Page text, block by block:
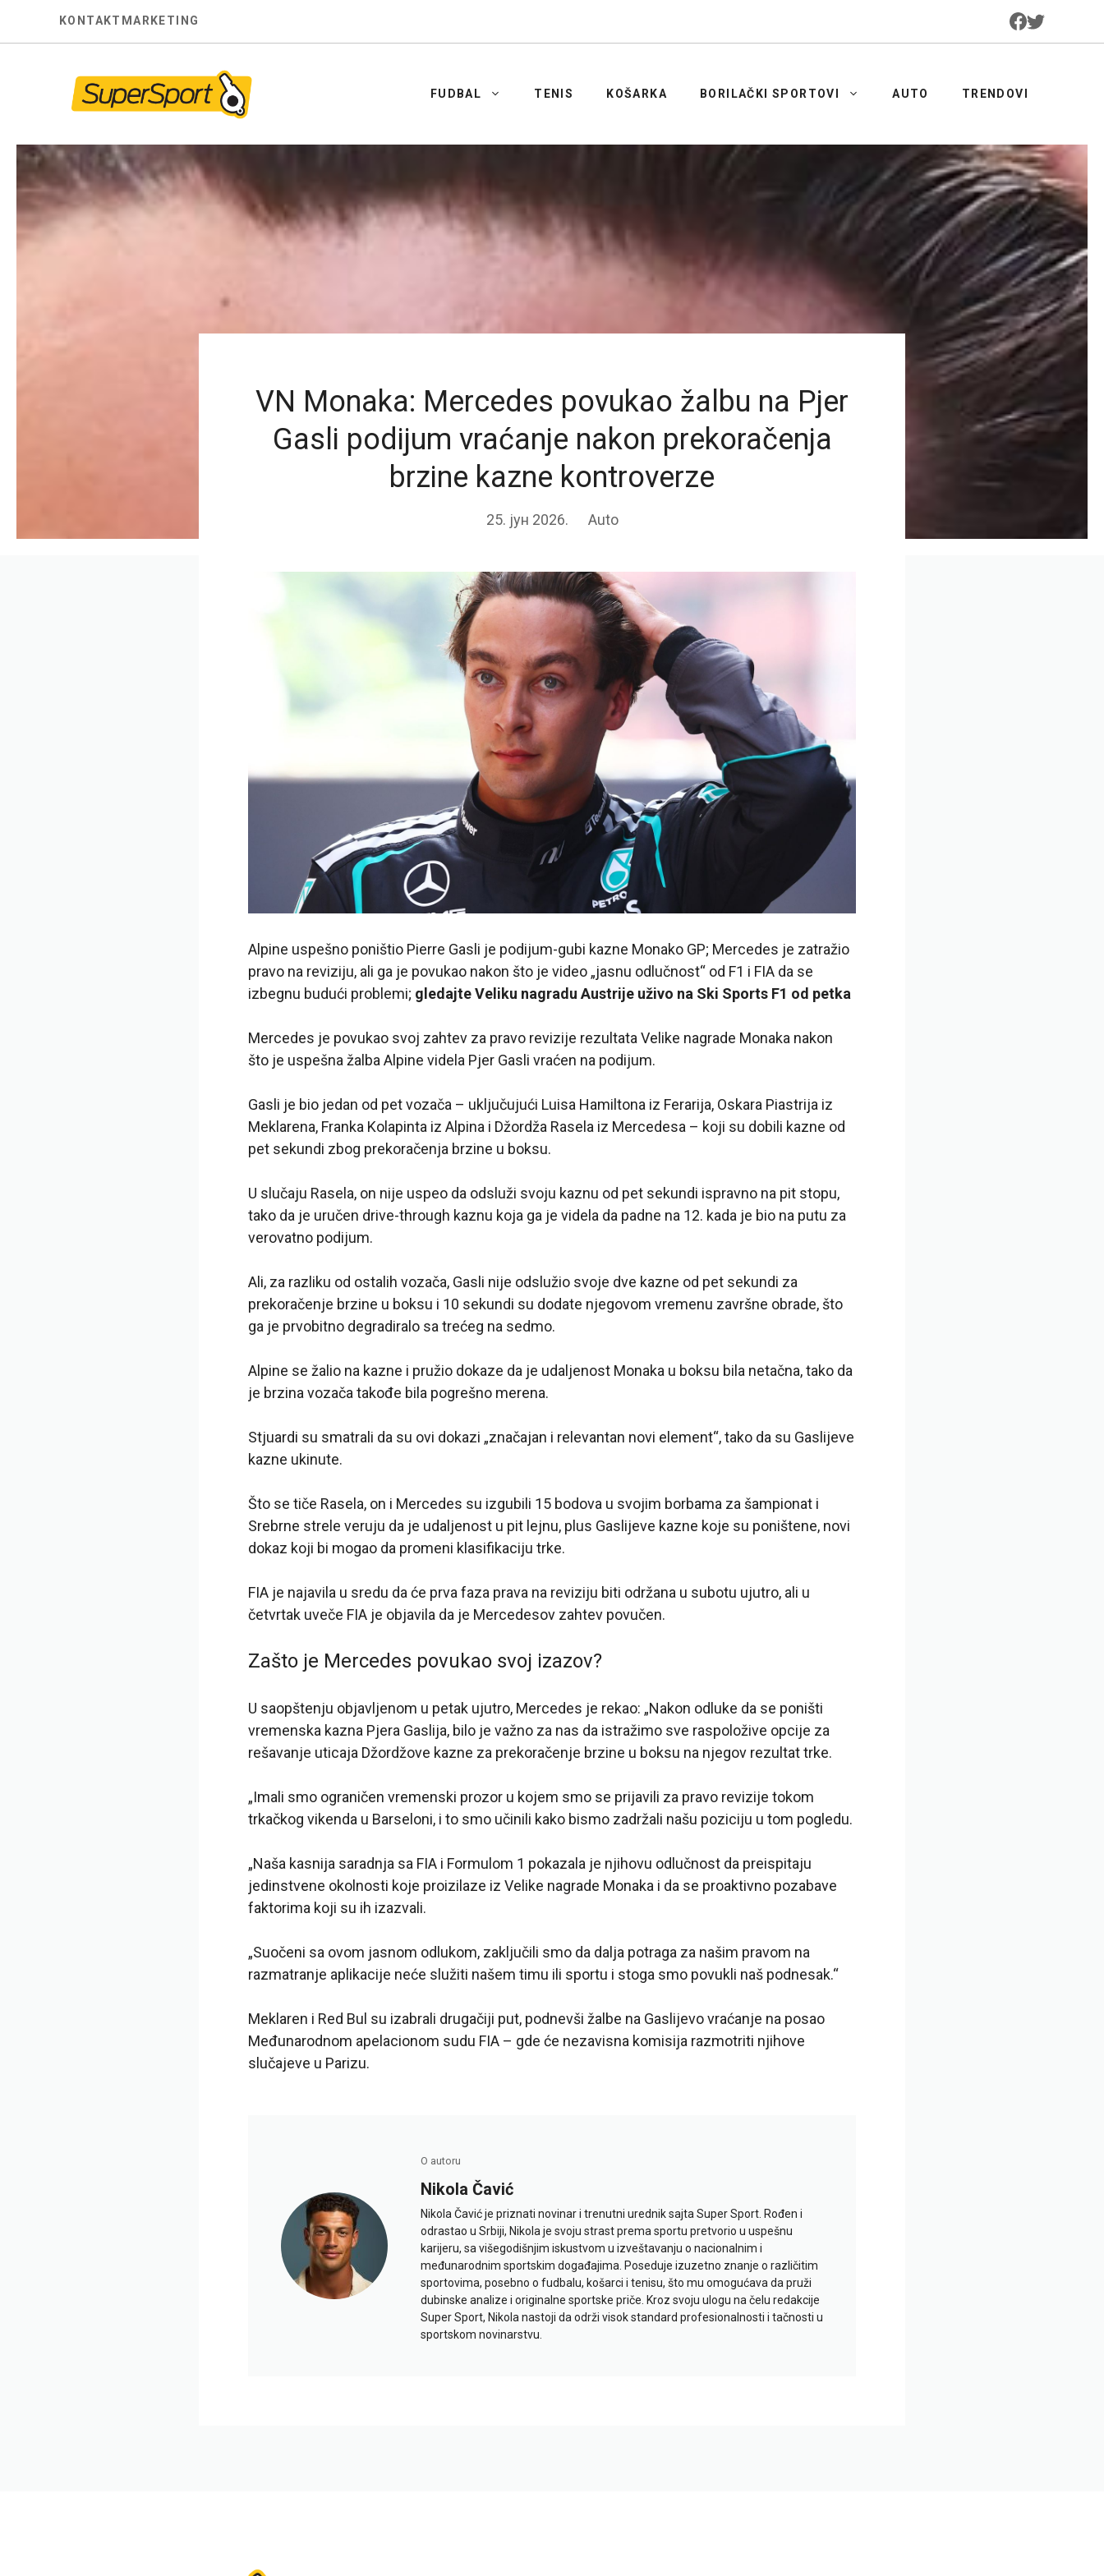
KONTAKT MARKETING
FUDBAL TENIS KOŠARKA BORILAČKI SPORTOVI AUTO TRENDOVI
VN Monaka: Mercedes povukao žalbu na Pjer
Gasli podijum vraćanje nakon prekoračenja
brzine kazne kontroverze
25. јун 2026. Auto
Alpine uspešno poništio Pierre Gasli je podijum-gubi kazne Monako GP; Mercedes je zatražio
pravo na reviziju, ali ga je povukao nakon što je video „jasnu odlučnost“ od F1 i FIA da se
izbegnu budući problemi; gledajte Veliku nagradu Austrije uživo na Ski Sports F1 od petka
Mercedes je povukao svoj zahtev za pravo revizije rezultata Velike nagrade Monaka nakon
što je uspešna žalba Alpine videla Pjer Gasli vraćen na podijum.
Gasli je bio jedan od pet vozača – uključujući Luisa Hamiltona iz Ferarija, Oskara Piastrija iz
Meklarena, Franka Kolapinta iz Alpina i Džordža Rasela iz Mercedesa – koji su dobili kazne od
pet sekundi zbog prekoračenja brzine u boksu.
U slučaju Rasela, on nije uspeo da odsluži svoju kaznu od pet sekundi ispravno na pit stopu,
tako da je uručen drive-through kaznu koja ga je videla da padne na 12. kada je bio na putu za
verovatno podijum.
Ali, za razliku od ostalih vozača, Gasli nije odslužio svoje dve kazne od pet sekundi za
prekoračenje brzine u boksu i 10 sekundi su dodate njegovom vremenu završne obrade, što
ga je prvobitno degradiralo sa trećeg na sedmo.
Alpine se žalio na kazne i pružio dokaze da je udaljenost Monaka u boksu bila netačna, tako da
je brzina vozača takođe bila pogrešno merena.
Stjuardi su smatrali da su ovi dokazi „značajan i relevantan novi element“, tako da su Gaslijeve
kazne ukinute.
Što se tiče Rasela, on i Mercedes su izgubili 15 bodova u svojim borbama za šampionat i
Srebrne strele veruju da je udaljenost u pit lejnu, plus Gaslijeve kazne koje su poništene, novi
dokaz koji bi mogao da promeni klasifikaciju trke.
FIA je najavila u sredu da će prva faza prava na reviziju biti održana u subotu ujutro, ali u
četvrtak uveče FIA je objavila da je Mercedesov zahtev povučen.
Zašto je Mercedes povukao svoj izazov?
U saopštenju objavljenom u petak ujutro, Mercedes je rekao: „Nakon odluke da se poništi
vremenska kazna Pjera Gaslija, bilo je važno za nas da istražimo sve raspoložive opcije za
rešavanje uticaja Džordžove kazne za prekoračenje brzine u boksu na njegov rezultat trke.
„Imali smo ograničen vremenski prozor u kojem smo se prijavili za pravo revizije tokom
trkačkog vikenda u Barseloni, i to smo učinili kako bismo zadržali našu poziciju u tom pogledu.
„Naša kasnija saradnja sa FIA i Formulom 1 pokazala je njihovu odlučnost da preispitaju
jedinstvene okolnosti koje proizilaze iz Velike nagrade Monaka i da se proaktivno pozabave
faktorima koji su ih izazvali.
„Suočeni sa ovom jasnom odlukom, zaključili smo da dalja potraga za našim pravom na
razmatranje aplikacije neće služiti našem timu ili sportu i stoga smo povukli naš podnesak.“
Meklaren i Red Bul su izabrali drugačiji put, podnevši žalbe na Gaslijevo vraćanje na posao
Međunarodnom apelacionom sudu FIA – gde će nezavisna komisija razmotriti njihove
slučajeve u Parizu.
O autoru
Nikola Čavić
Nikola Čavić je priznati novinar i trenutni urednik sajta Super Sport. Rođen i
odrastao u Srbiji, Nikola je svoju strast prema sportu pretvorio u uspešnu
karijeru, sa višegodišnjim iskustvom u izveštavanju o nacionalnim i
međunarodnim sportskim događajima. Poseduje izuzetno znanje o različitim
sportovima, posebno o fudbalu, košarci i tenisu, što mu omogućava da pruži
dubinske analize i originalne sportske priče. Kroz svoju ulogu na čelu redakcije
Super Sport, Nikola nastoji da održi visok standard profesionalnosti i tačnosti u
sportskom novinarstvu.